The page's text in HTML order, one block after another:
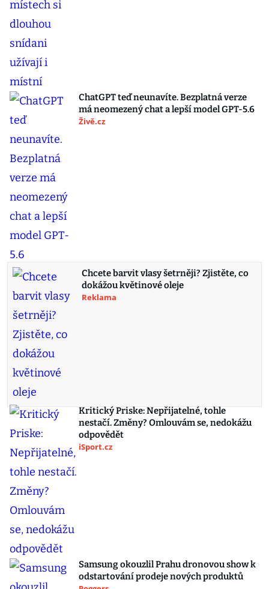
ChatGPT teď neunavíte. Bezplatná verze
má neomezený chat a lepší model GPT-5.6
Živě.cz
Chcete barvit vlasy šetrněji? Zjistěte, co
dokážou květinové oleje
Reklama
Kritický Priske: Nepřijatelné, tohle
nestačí. Změny? Omlouvám se, nedokážu
odpovědět
iSport.cz
Samsung okouzlil Prahu dronovou show k
odstartování prodeje nových produktů